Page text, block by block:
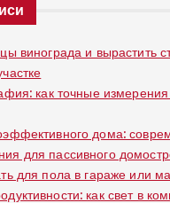
винограда и вырастить
как точные
дома:
для пассивного
для пола в гараже или
как свет в